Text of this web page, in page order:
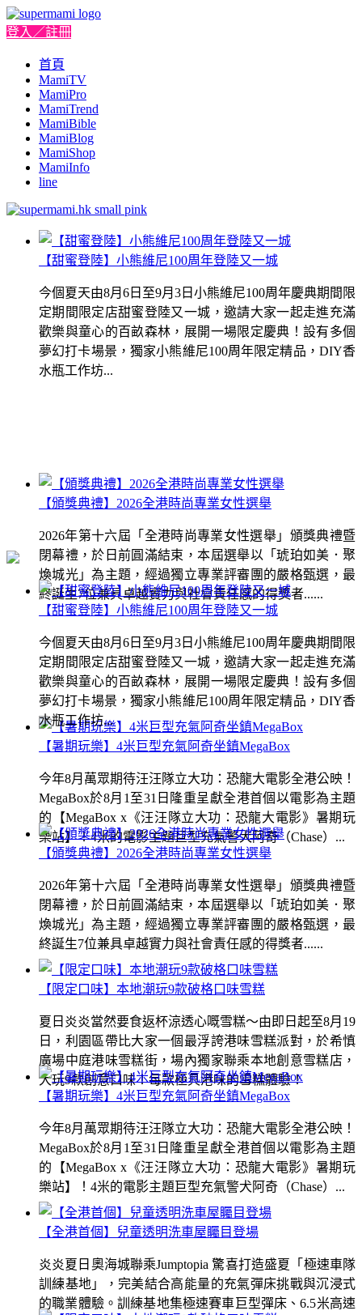
登入／註冊
首頁
MamiTV
MamiPro
MamiTrend
MamiBible
MamiBlog
MamiShop
MamiInfo
line
【甜蜜登陸】小熊維尼100周年登陸又一城
今個夏天由8月6日至9月3日小熊維尼100周年慶典期間限
定期間限定店甜蜜登陸又一城，邀請大家一起走進充滿
歡樂與童心的百畝森林，展開一場限定慶典！設有多個
夢幻打卡場景，獨家小熊維尼100周年限定精品，DIY香
水瓶工作坊...
【頒獎典禮】2026全港時尚專業女性選舉
2026年第十六屆「全港時尚專業女性選舉」頒獎典禮暨
閉幕禮，於日前圓滿結束，本屆選舉以「琥珀如美．聚
煥城光」為主題，經過獨立專業評審團的嚴格甄選，最
終誕生7位兼具卓越實力與社會責任感的得獎者......
【暑期玩樂】4米巨型充氣阿奇坐鎮MegaBox
今年8月萬眾期待汪汪隊立大功：恐龍大電影全港公映！
MegaBox於8月1至31日隆重呈獻全港首個以電影為主題
的【MegaBox x《汪汪隊立大功：恐龍大電影》暑期玩
樂站】！4米的電影主題巨型充氣警犬阿奇（Chase）...
【限定口味】本地潮玩9款破格口味雪糕
夏日炎炎當然要食返杯涼透心嘅雪糕～由即日起至8月19
日，利園區帶比大家一個最浮誇港味雪糕派對，於希慎
廣場中庭港味雪糕街，場內獨家聯乘本地創意雪糕店，
大玩9款創意口味！每款極具港味的雪糕體驗！
【全港首個】兒童透明洗車屋矚目登場
炎炎夏日奧海城聯乘Jumptopia 驚喜打造盛夏「極速車隊
訓練基地」，完美結合高能量的充氣彈床挑戰與沉浸式
的職業體驗。訓練基地集極速賽車巨型彈床、6.5米高速
【甜蜜登陸】小熊維尼100周年登陸又一城
今個夏天由8月6日至9月3日小熊維尼100周年慶典期間限
定期間限定店甜蜜登陸又一城，邀請大家一起走進充滿
歡樂與童心的百畝森林，展開一場限定慶典！設有多個
夢幻打卡場景，獨家小熊維尼100周年限定精品，DIY香
水瓶工作坊...
【頒獎典禮】2026全港時尚專業女性選舉
2026年第十六屆「全港時尚專業女性選舉」頒獎典禮暨
閉幕禮，於日前圓滿結束，本屆選舉以「琥珀如美．聚
煥城光」為主題，經過獨立專業評審團的嚴格甄選，最
終誕生7位兼具卓越實力與社會責任感的得獎者......
【暑期玩樂】4米巨型充氣阿奇坐鎮MegaBox
今年8月萬眾期待汪汪隊立大功：恐龍大電影全港公映！
MegaBox於8月1至31日隆重呈獻全港首個以電影為主題
的【MegaBox x《汪汪隊立大功：恐龍大電影》暑期玩
樂站】！4米的電影主題巨型充氣警犬阿奇（Chase）...